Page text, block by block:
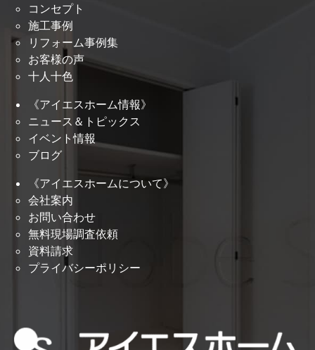
コンセプト
施工事例
リフォーム事例集
お客様の声
十人十色
《アイエスホーム情報》
ニュース＆トピックス
イベント情報
ブログ
《アイエスホームについて》
会社案内
お問い合わせ
無料現場調査依頼
資料請求
プライバシーポリシー